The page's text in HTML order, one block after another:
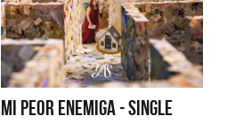
MI PEOR ENEMIGA - SINGLE